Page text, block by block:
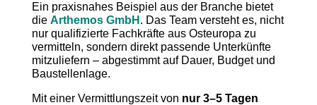
Ein praxisnahes Beispiel aus der Branche bietet
die Arthemos GmbH . Das Team versteht es, nicht
nur qualifizierte Fachkräfte aus Osteuropa zu
vermitteln, sondern direkt passende Unterkünfte
mitzuliefern – abgestimmt auf Dauer, Budget und
Baustellenlage.
Mit einer Vermittlungszeit von nur 3–5 Tagen